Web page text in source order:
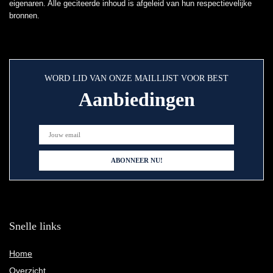
eigenaren. Alle geciteerde inhoud is afgeleid van hun respectievelijke
bronnen.
WORD LID VAN ONZE MAILLIJST VOOR BEST
Aanbiedingen
Snelle links
Home
Overzicht